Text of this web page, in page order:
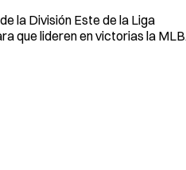
la División Este de la Liga
que lideren en victorias la MLB.